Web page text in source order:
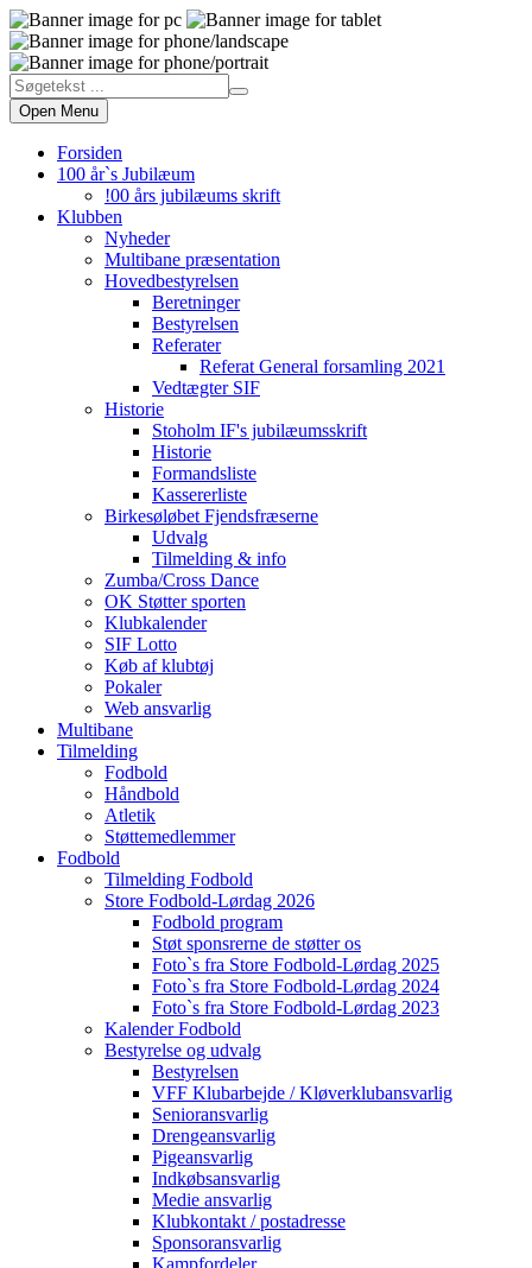
Open Menu
Forsiden
100 år`s Jubilæum
!00 års jubilæums skrift
Klubben
Nyheder
Multibane præsentation
Hovedbestyrelsen
Beretninger
Bestyrelsen
Referater
Referat General forsamling 2021
Vedtægter SIF
Historie
Stoholm IF's jubilæumsskrift
Historie
Formandsliste
Kassererliste
Birkesøløbet Fjendsfræserne
Udvalg
Tilmelding & info
Zumba/Cross Dance
OK Støtter sporten
Klubkalender
SIF Lotto
Køb af klubtøj
Pokaler
Web ansvarlig
Multibane
Tilmelding
Fodbold
Håndbold
Atletik
Støttemedlemmer
Fodbold
Tilmelding Fodbold
Store Fodbold-Lørdag 2026
Fodbold program
Støt sponsrerne de støtter os
Foto`s fra Store Fodbold-Lørdag 2025
Foto`s fra Store Fodbold-Lørdag 2024
Foto`s fra Store Fodbold-Lørdag 2023
Kalender Fodbold
Bestyrelse og udvalg
Bestyrelsen
VFF Klubarbejde / Kløverklubansvarlig
Senioransvarlig
Drengeansvarlig
Pigeansvarlig
Indkøbsansvarlig
Medie ansvarlig
Klubkontakt / postadresse
Sponsoransvarlig
Kampfordeler